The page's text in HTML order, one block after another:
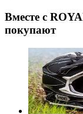
Вместе с
покупают